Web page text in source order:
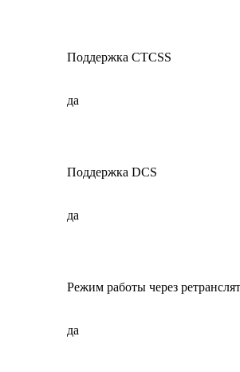
Поддержка CTCSS
да
Поддержка DCS
да
Режим работы через
да